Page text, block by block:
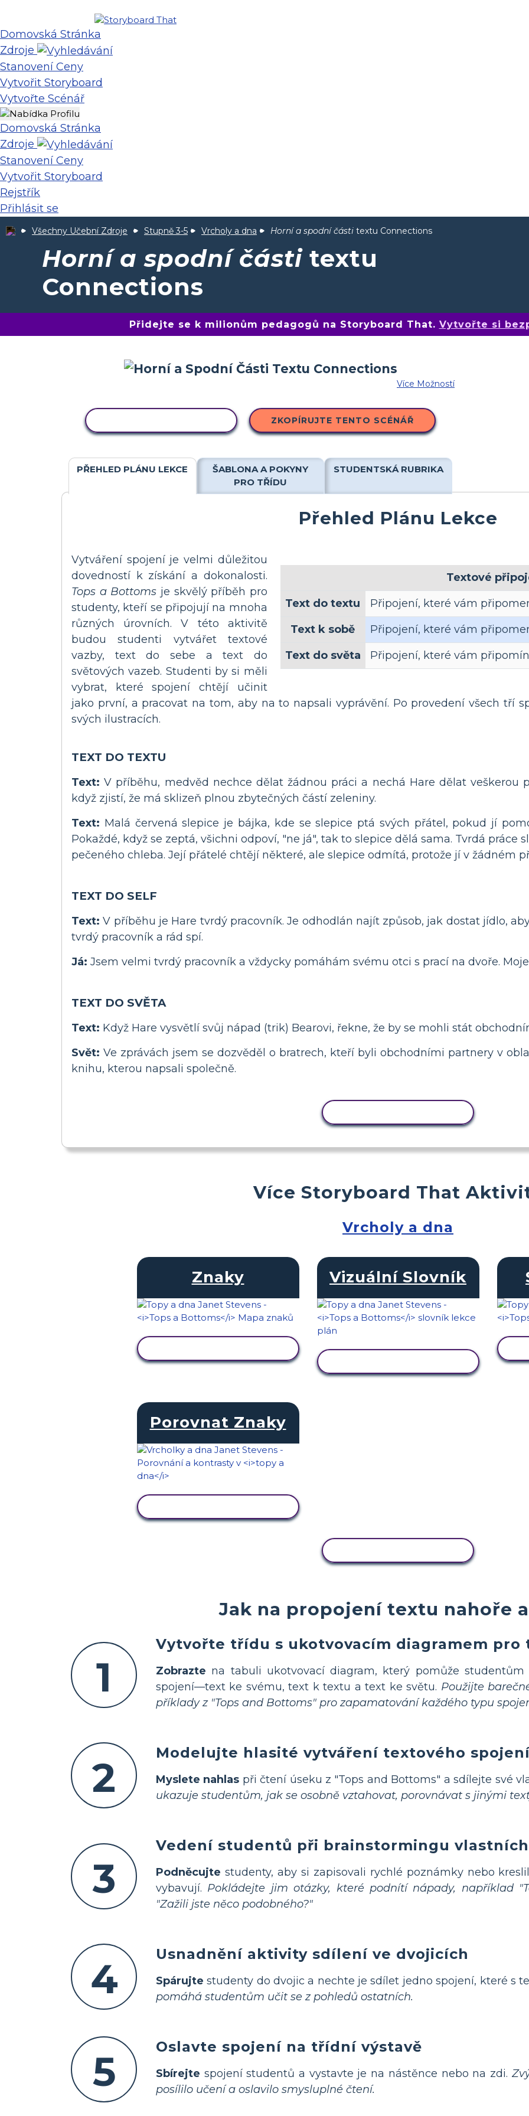
Domovská Stránka
Zdroje
Stanovení Ceny
Vytvořit Storyboard
Vytvořte Scénář
Domovská Stránka
Zdroje
Stanovení Ceny
Vytvořit Storyboard
Rejstřík
Přihlásit se
Všechny Učební Zdroje Stupně 3-5 Vrcholy a dna Horní a spodní části textu Connections
Horní a spodní částitextu
Connections
Přidejte se k milionům pedagogů na Storyboard That. Vytvořte si
Více Možností
ZKOPÍRUJTE TENTO SCÉNÁŘ
PŘEHLED PLÁNU LEKCE
ŠABLONA A POKYNY
PRO TŘÍDU
STUDENTSKÁ RUBRIKA
Přehled Plánu Lekce
Textové
Text do textu
Připojení, které vám
Text k sobě
Připojení, které vám
Text do světa
Připojení, které vám
Vytváření spojení je velmi důležitou
dovedností k získání a dokonalosti.
Tops a Bottoms je skvělý příběh pro
studenty, kteří se připojují na mnoha
různých úrovních. V této aktivitě
budou studenti vytvářet textové
vazby, text do sebe a text do
světových vazeb. Studenti by si měli
vybrat, které spojení chtějí učinit
jako první, a pracovat na tom, aby na to napsali vyprávění. Po provedení všech tří
svých ilustracích.
TEXT DO TEXTU
Text: V příběhu, medvěd nechce dělat žádnou práci a nechá Hare dělat veškerou
když zjistí, že má sklizeň plnou zbytečných částí zeleniny.
Text: Malá červená slepice je bájka, kde se slepice ptá svých přátel, pokud jí
Pokaždé, když se zeptá, všichni odpoví, "ne já", tak to slepice dělá sama. Tvrdá práce
pečeného chleba. Její přátelé chtějí některé, ale slepice odmítá, protože jí v žádném
TEXT DO SELF
Text: V příběhu je Hare tvrdý pracovník. Je odhodlán najít způsob, jak dostat jídlo,
tvrdý pracovník a rád spí.
Já: Jsem velmi tvrdý pracovník a vždycky pomáhám svému otci s prací na dvoře.
TEXT DO SVĚTA
Text: Když Hare vysvětlí svůj nápad (trik) Bearovi, řekne, že by se mohli stát
Svět: Ve zprávách jsem se dozvěděl o bratrech, kteří byli obchodními partnery v
knihu, kterou napsali společně.
Jak na propojení textu nahoře
1
Vytvořte třídu s ukotvovacím diagramem pro
Zobrazte na tabuli ukotvovací diagram, který pomůže
spojení—text ke svému, text k textu a text ke světu. Použijte
příklady z "Tops and Bottoms" pro zapamatování každého typu
2
Modelujte hlasité vytváření textového
Myslete nahlas při čtení úseku z "Tops and Bottoms" a sdílejte své
ukazuje studentům, jak se osobně vztahovat, porovnávat s jinými
3
Vedení studentů při brainstormingu
Podněcujte studenty, aby si zapisovali rychlé poznámky nebo
vybavují. Pokládejte jim otázky, které podnítí nápady, například
"Zažili jste něco podobného?"
4
Usnadnění aktivity sdílení ve dvojicích
Spárujte studenty do dvojic a nechte je sdílet jedno spojení, které s
pomáhá studentům učit se z pohledů ostatních.
5
Oslavte spojení na třídní výstavě
Sbírejte spojení studentů a vystavte je na nástěnce nebo na zdi.
posílilo učení a oslavilo smysluplné čtení.
Více Storyboard That
Vrcholy a dna
Znaky Vizuální Slovník
Porovnat Znaky